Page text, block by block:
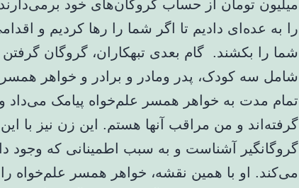
میلیون تومان از حساب گروگان‌های خود
را به عده‌ای دادیم تا اگر شما را رها کردیم و
شما را بکشند. گام بعدی تبهکاران، گروگان
شامل سه کودک، پدر ومادر و برادر و خواهر همسر
تمام مدت به خواهر همسر علم‌خواه پیامک می‌داد
گرفته‌اند و من مراقب آنها هستم. این زن نیز با
گروگانگیر آشناست و به سبب اطمینانی که وجود
می‌کند. او با همین نقشه، خواهر همسر علم‌خواه